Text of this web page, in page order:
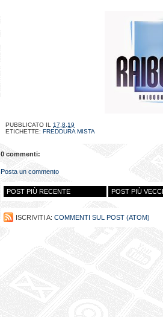
PUBBLICATO IL 17.8.19
ETICHETTE: FREDDURA MISTA
0 commenti:
Posta un commento
POST PIÙ RECENTE POST PIÙ
ISCRIVITI A: COMMENTI SUL POST (ATOM)